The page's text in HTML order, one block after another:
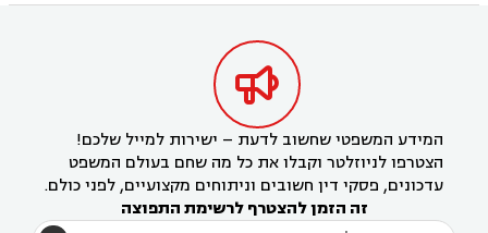

המידע המשפטי שחשוב לדעת – ישירות למייל שלכם!
הצטרפו לניוזלטר וקבלו את כל מה שחם בעולם המשפט
עדכונים, פסקי דין חשובים וניתוחים מקצועיים, לפני כולם.
זה הזמן להצטרף לרשימת התפוצה